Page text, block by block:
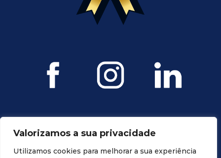
Valorizamos a sua privacidade
Utilizamos cookies para melhorar a sua experiência